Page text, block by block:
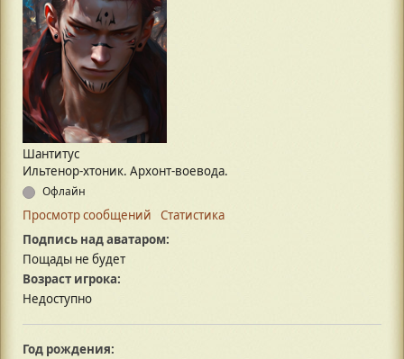
Шантитус
Ильтенор-хтоник. Архонт-воевода.
Офлайн
Просмотр сообщений
Статистика
Подпись над аватаром:
Пощады не будет
Возраст игрока:
Недоступно
Год рождения: